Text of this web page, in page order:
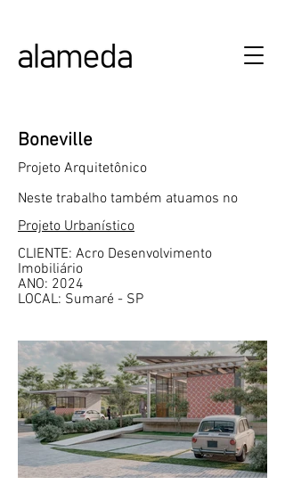
Boneville
Projeto Arquitetônico
Neste trabalho também atuamos no
Projeto Urbanístico
CLIENTE: Acro Desenvolvimento
Imobiliário
ANO: 2024
LOCAL: Sumaré - SP